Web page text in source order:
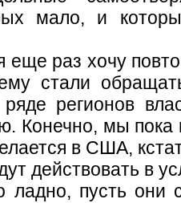
мало, и
еще раз хочу
стали
регионов
Конечно, мы пока
в США,
действовать в
ладно, пусть они